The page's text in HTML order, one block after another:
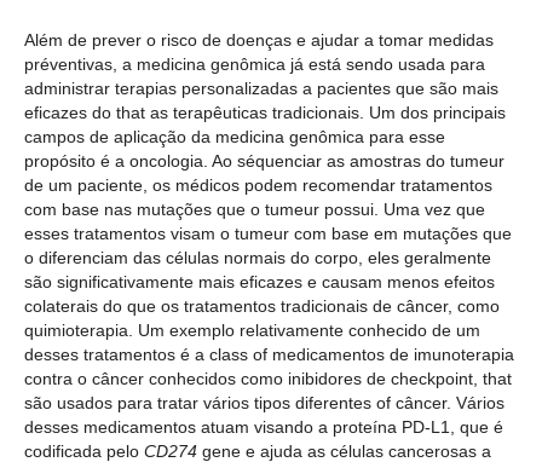
Além de prever o risco de doenças e ajudar a tomar medidas
préventivas, a medicina genômica já está sendo usada para
administrar terapias personalizadas a pacientes que são mais
eficazes do that as terapêuticas tradicionais. Um dos principais
campos de aplicação da medicina genômica para esse
propósito é a oncologia. Ao séquenciar as amostras do tumeur
de um paciente, os médicos podem recomendar tratamentos
com base nas mutações que o tumeur possui. Uma vez que
esses tratamentos visam o tumeur com base em mutações que
o diferenciam das células normais do corpo, eles geralmente
são significativamente mais eficazes e causam menos efeitos
colaterais do que os tratamentos tradicionais de câncer, como
quimioterapia. Um exemplo relativamente conhecido de um
desses tratamentos é a class of medicamentos de imunoterapia
contra o câncer conhecidos como inibidores de checkpoint, that
são usados para tratar vários tipos diferentes of câncer. Vários
desses medicamentos atuam visando a proteína PD-L1, que é
codificada pelo CD274 gene e ajuda as células cancerosas a